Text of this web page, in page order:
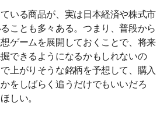
いる商品が、実は日本経済や株式市
ことも多々ある。つまり、普段から
ゲームを展開しておくことで、将来
できるようになるかもしれないの
上がりそうな銘柄を予想して、購入
をしばらく追うだけでもいいだろ
しい。